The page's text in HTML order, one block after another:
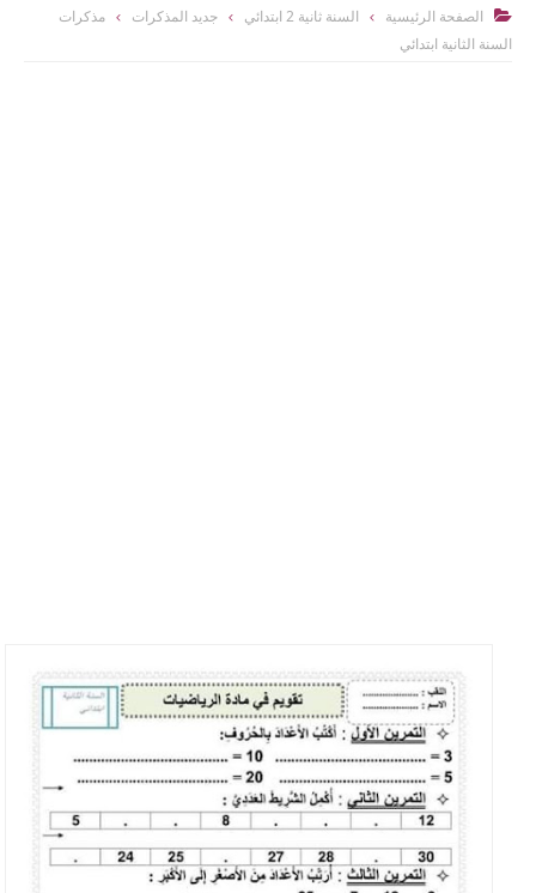
 الصفحة الرئيسية السنة ثانية 2 ابتدائي جديد المذكرات
مذكرات
السنة الثانية ابتدائي